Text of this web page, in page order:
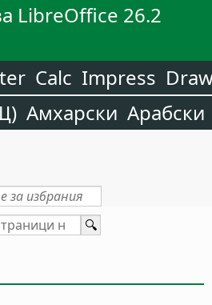
LibreOffice 26.2
Calc Impress
Амхарски Арабски